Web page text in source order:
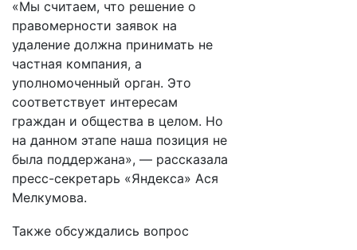
«Мы считаем, что решение о
правомерности заявок на
удаление должна принимать не
частная компания, а
уполномоченный орган. Это
соответствует интересам
граждан и общества в целом. Но
на данном этапе наша позиция не
была поддержана», — рассказала
пресс-секретарь «Яндекса» Ася
Мелкумова.
Также обсуждались вопрос